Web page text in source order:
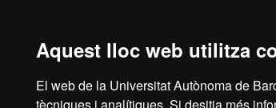
Aquest lloc web utilitza
El web de la Universitat Autònoma deAvís